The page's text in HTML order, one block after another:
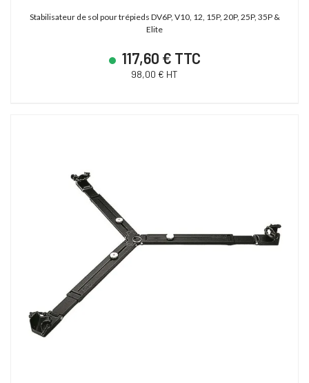
Stabilisateur de sol pour trépieds DV6P, V10, 12, 15P, 20P, 25P, 35P &
Elite
117,60 € TTC
98,00 € HT